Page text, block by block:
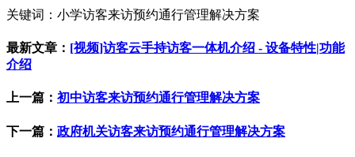
关键词：小学访客来访预约通行管理解决方案
最新文章： [视频]访客云手持访客一体机介绍 - 设备特性|功能
介绍
上一篇： 初中访客来访预约通行管理解决方案
下一篇： 政府机关访客来访预约通行管理解决方案